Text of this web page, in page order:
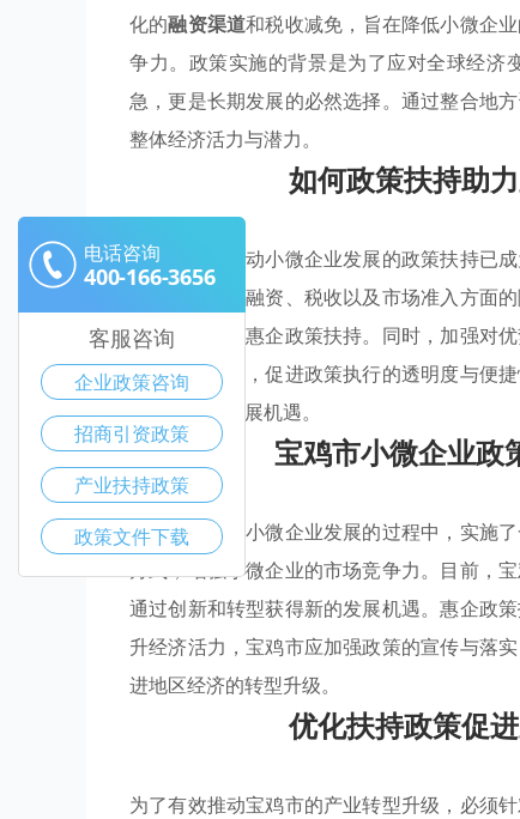
化的融资渠道和税收减免，旨在降低小微企
争力。政策实施的背景是为了应对全球经济
急，更是长期发展的必然选择。通过整合地
整体经济活力与潜力。
如何政策扶持助
在宝鸡市，推动小微企业发展的政策扶持已
少小微企业在融资、税收以及市场准入方面
并申请相关的惠企政策扶持。同时，加强对
济活力。此外，促进政策执行的透明度与便
更好地把握发展机遇。
宝鸡市小微企业政
宝鸡市在推动小微企业发展的过程中，实施
方式，增强小微企业的市场竞争力。目前，
通过创新和转型获得新的发展机遇。惠企政
升经济活力，宝鸡市应加强政策的宣传与落
进地区经济的转型升级。
优化扶持政策促
为了有效推动宝鸡市的产业转型升级，必须
电话咨询
400-166-3656
客服咨询
企业政策咨询
招商引资政策
产业扶持政策
政策文件下载